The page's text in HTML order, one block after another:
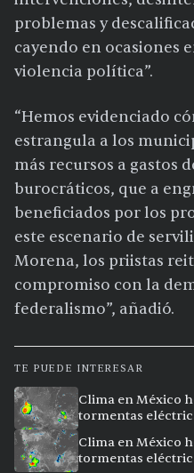
problemas y
cayendo en ocasiones
violencia política”.
“Hemos evidenciado
estrangula a los
más recursos a gastos
burocráticos, que a
beneficiados por los
este escenario de
Morena, los priistas
compromiso con la
federalismo”, añadió.
TE PUEDE INTERESAR
Clima en México
tormentas
Clima en México
tormentas